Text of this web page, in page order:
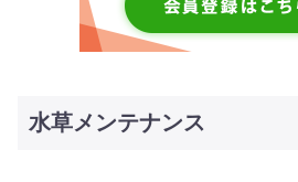
水草メンテナンス